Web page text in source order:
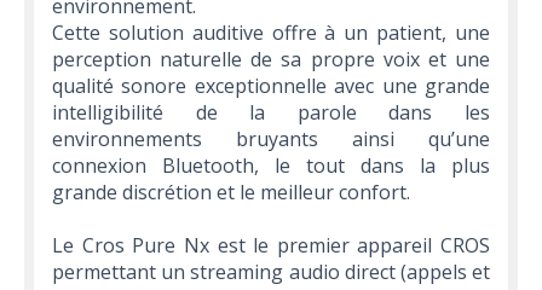
environnement.
Cette solution auditive offre à un patient, une
perception naturelle de sa propre voix et une
qualité sonore exceptionnelle avec une grande
intelligibilité de la parole dans les
environnements bruyants ainsi qu’une
connexion Bluetooth, le tout dans la plus
grande discrétion et le meilleur confort.
Le Cros Pure Nx est le premier appareil CROS
permettant un streaming audio direct (appels et